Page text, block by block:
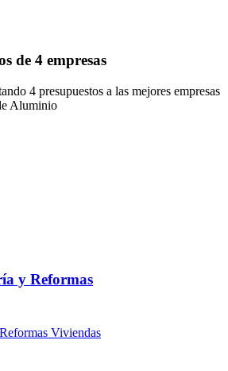
de 4 empresas
4 presupuestos a las mejores empresas
Aluminio
y Reformas
Reformas Viviendas